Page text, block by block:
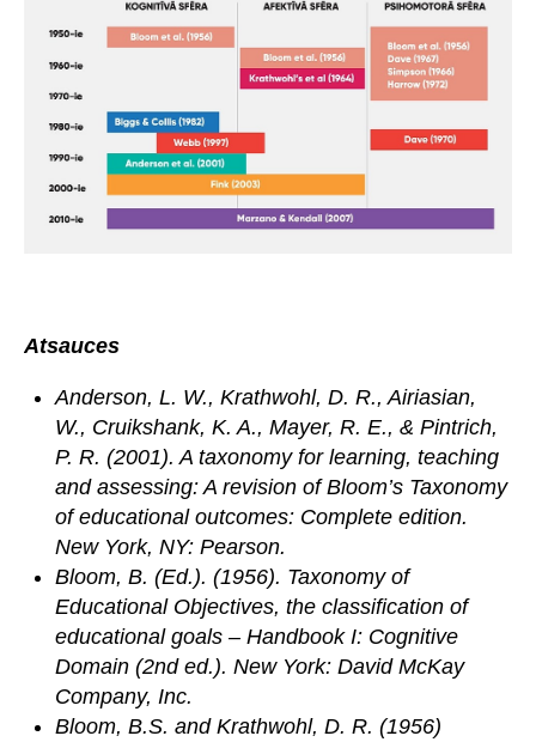
Atsauces
Anderson, L. W., Krathwohl, D. R., Airiasian,
W., Cruikshank, K. A., Mayer, R. E., & Pintrich,
P. R. (2001). A taxonomy for learning, teaching
and assessing: A revision of Bloom’s Taxonomy
of educational outcomes: Complete edition.
New York, NY: Pearson.
Bloom, B. (Ed.). (1956). Taxonomy of
Educational Objectives, the classification of
educational goals – Handbook I: Cognitive
Domain (2nd ed.). New York: David McKay
Company, Inc.
Bloom, B.S. and Krathwohl, D. R. (1956)